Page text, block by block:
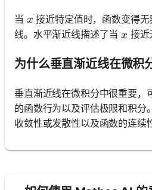
当 x
x 接近特定值时，函数变得
线。水平渐近线描述了当x
x 接近
为什么垂直渐近线在微积
垂直渐近线在微积分中很重要，
的函数行为以及评估极限和积分
收敛性或发散性以及函数的连续